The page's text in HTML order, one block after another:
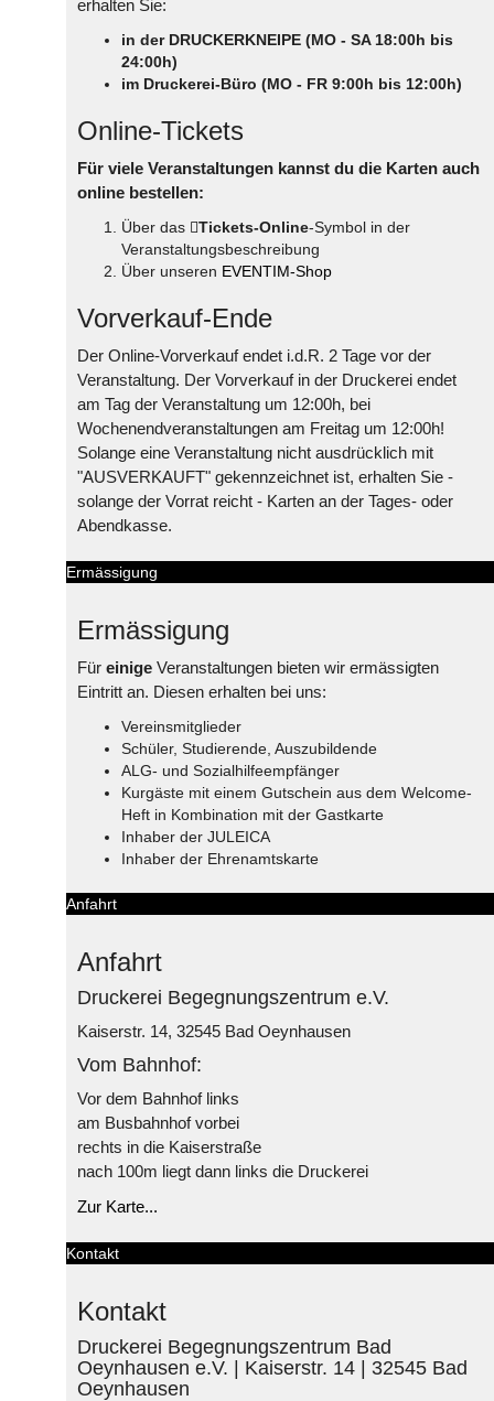
erhalten Sie:
in der DRUCKERKNEIPE (MO - SA 18:00h bis
24:00h)
im Druckerei-Büro (MO - FR 9:00h bis 12:00h)
Online-Tickets
Für viele Veranstaltungen kannst du die Karten auch
online bestellen:
Über das Tickets-Online-Symbol in der
Veranstaltungsbeschreibung
Über unseren EVENTIM-Shop
Vorverkauf-Ende
Der Online-Vorverkauf endet i.d.R. 2 Tage vor der
Veranstaltung. Der Vorverkauf in der Druckerei endet
am Tag der Veranstaltung um 12:00h, bei
Wochenendveranstaltungen am Freitag um 12:00h!
Solange eine Veranstaltung nicht ausdrücklich mit
"AUSVERKAUFT" gekennzeichnet ist, erhalten Sie -
solange der Vorrat reicht - Karten an der Tages- oder
Abendkasse.
Ermässigung
Ermässigung
Für einige Veranstaltungen bieten wir ermässigten
Eintritt an. Diesen erhalten bei uns:
Vereinsmitglieder
Schüler, Studierende, Auszubildende
ALG- und Sozialhilfeempfänger
Kurgäste mit einem Gutschein aus dem Welcome-
Heft in Kombination mit der Gastkarte
Inhaber der JULEICA
Inhaber der Ehrenamtskarte
Anfahrt
Anfahrt
Druckerei Begegnungszentrum e.V.
Kaiserstr. 14, 32545 Bad Oeynhausen
Vom Bahnhof:
Vor dem Bahnhof links
am Busbahnhof vorbei
rechts in die Kaiserstraße
nach 100m liegt dann links die Druckerei
Zur Karte...
Kontakt
Kontakt
Druckerei Begegnungszentrum Bad
Oeynhausen e.V. | Kaiserstr. 14 | 32545 Bad
Oeynhausen